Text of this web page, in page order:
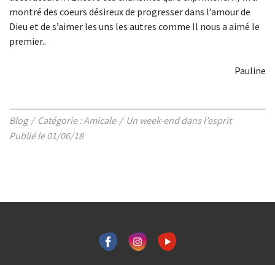
montré des coeurs désireux de progresser dans l’amour de
Dieu et de s’aimer les uns les autres comme Il nous a aimé le
premier..
Pauline
Blog Catégorie : Amicale
Un week-end dans l’esprit
Publié le 01/06/18